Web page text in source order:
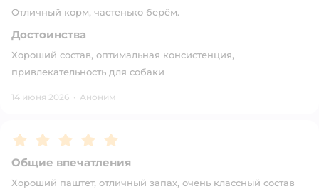
Отличный корм, частенько берём.
Достоинства
Хороший состав, оптимальная консистенция,
привлекательность для собаки
14 июня 2026 · Аноним
Рейтинг:5
Общие впечатления
Хороший паштет, отличный запах, очень классный состав